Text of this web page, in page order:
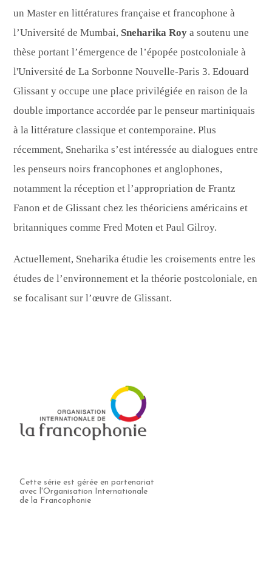
un Master en littératures française et francophone à
l’Université de Mumbai, Sneharika Roy a soutenu une
thèse portant l’émergence de l’épopée postcoloniale à
l'Université de La Sorbonne Nouvelle-Paris 3. Edouard
Glissant y occupe une place privilégiée en raison de la
double importance accordée par le penseur martiniquais
à la littérature classique et contemporaine. Plus
récemment, Sneharika s’est intéressée au dialogues entre
les penseurs noirs francophones et anglophones,
notamment la réception et l’appropriation de Frantz
Fanon et de Glissant chez les théoriciens américains et
britanniques comme Fred Moten et Paul Gilroy.
Actuellement, Sneharika étudie les croisements entre les
études de l’environnement et la théorie postcoloniale, en
se focalisant sur l’œuvre de Glissant.
Cette série est gérée en partenariat
avec l'Organisation Internationale
de la Francophonie